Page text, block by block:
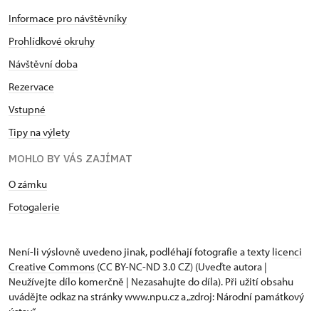
Informace pro návštěvníky
Prohlídkové okruhy
Návštěvní doba
Rezervace
Vstupné
Tipy na výlety
MOHLO BY VÁS ZAJÍMAT
O zámku
Fotogalerie
Není-li výslovně uvedeno jinak, podléhají fotografie a texty licenci
Creative Commons (CC BY-NC-ND 3.0 CZ) (Uveďte autora |
Neužívejte dílo komerčně | Nezasahujte do díla). Při užití obsahu
uvádějte odkaz na stránky www.npu.cz a „zdroj: Národní památkový